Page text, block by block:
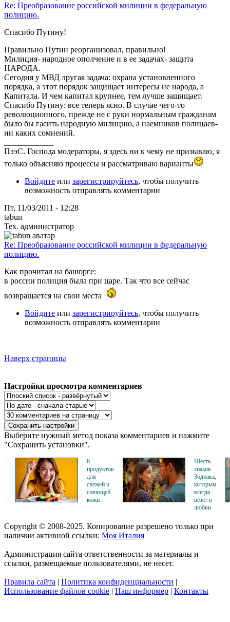
Re: Преобразование российской милиции в федеральную
полицию.
Спасибо Путину!
Правильно Путин реорганизовал, правильно!
Милиция- народное ополчение и в ее задачах- защита
НАРОДА.
Сегодня у МВД лругая задача: охрана установленного
порядка, а этот порядок защищает интересы не народа, а
Капитала. И чем капитал крупнее, тем лучше защищает.
Спасибо Путину: все теперь ясно. В случае чего-то
революционного, прежде не с руки нормальным гражданам
было бы гасить народную милицию, а наемников полицаев-
ни каких сомнений.
ПээС. Господа модераторы, я здесь ни к чему не призываю, я
только объясняю процессы и рассматриваю варианты
Войдите или зарегистрируйтесь, чтобы получить
возможность отправлять комментарии
Пт, 11/03/2011 - 12:28
tabun
Тех. администратор
Re: Преобразование российской милиции в федеральную
полицию.
Как прочитал на башорге:
в россии полиция была при царе. Так что все сейчас
возвращается на свои места
Войдите или зарегистрируйтесь, чтобы получить
возможность отправлять комментарии
Наверх страницы
Настройки просмотра комментариев
Выберите нужный метод показа комментариев и нажмите
"Сохранить установки".
6
продуктов
для
свежей и
сияющей
кожи
Шесть
знаков
Зодиака,
которым
всегда
везёт в
любви
Copyright © 2008-2025. Копирование разрешено только при
наличии активной ссылки: Моя Италия
Администрация сайта ответственности за материалы и
ссылки, размещаемые пользователями, не несет.
Правила сайта | Политика конфиденциальности |
Использование файлов cookie | Наш информер | Контакты